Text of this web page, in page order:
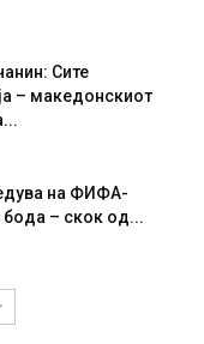
Сите
– македонскиот
на ФИФА-
бода – скок од...